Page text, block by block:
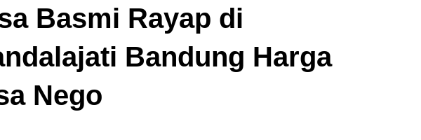
Basmi Rayap di
Bandung Harga
Nego